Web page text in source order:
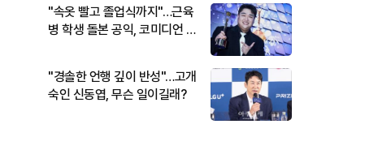
"속옷 빨고 졸업식까지"…근육
병 학생 돌본 공익, 코미디언 김
"경솔한 언행 깊이 반성"…고개
숙인 신동엽, 무슨 일이길래?